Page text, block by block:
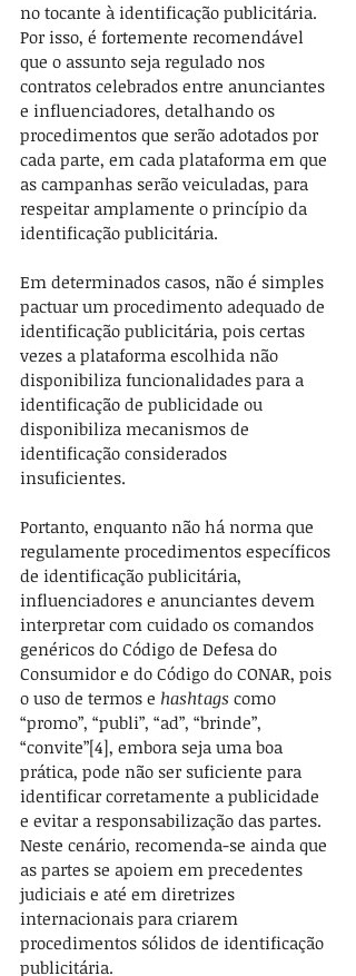
no tocante à identificação publicitária.
Por isso, é fortemente recomendável
que o assunto seja regulado nos
contratos celebrados entre anunciantes
e influenciadores, detalhando os
procedimentos que serão adotados por
cada parte, em cada plataforma em que
as campanhas serão veiculadas, para
respeitar amplamente o princípio da
identificação publicitária.
Em determinados casos, não é simples
pactuar um procedimento adequado de
identificação publicitária, pois certas
vezes a plataforma escolhida não
disponibiliza funcionalidades para a
identificação de publicidade ou
disponibiliza mecanismos de
identificação considerados
insuficientes.
Portanto, enquanto não há norma que
regulamente procedimentos específicos
de identificação publicitária,
influenciadores e anunciantes devem
interpretar com cuidado os comandos
genéricos do Código de Defesa do
Consumidor e do Código do CONAR, pois
o uso de termos e hashtags como
“promo”, “publi”, “ad”, “brinde”,
“convite”[4], embora seja uma boa
prática, pode não ser suficiente para
identificar corretamente a publicidade
e evitar a responsabilização das partes.
Neste cenário, recomenda-se ainda que
as partes se apoiem em precedentes
judiciais e até em diretrizes
internacionais para criarem
procedimentos sólidos de identificação
publicitária.